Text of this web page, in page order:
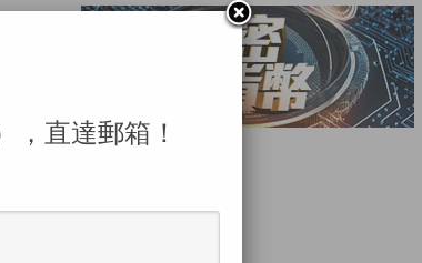
，直達郵箱！